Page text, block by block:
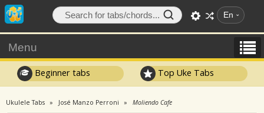
En
Menu
Beginner tabs Top Uke Tabs
Ukulele Tabs José Manzo Perroni Moliendo Cafe